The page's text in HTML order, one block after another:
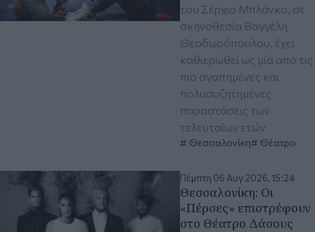
του Σέρχιο Μπλάνκο, σε
σκηνοθεσία Βαγγέλη
Θεοδωρόπουλου, έχει
καθιερωθεί ως μία από τις
πιο αγαπημένες και
πολυσυζητημένες
παραστάσεις των
τελευταίων ετών
Θεσσαλονίκη Θέατρο
Πέμπτη 06 Αυγ 2026, 15:24
Θεσσαλονίκη: Οι
«Πέρσες» επιστρέφουν
στο Θέατρο Δάσους